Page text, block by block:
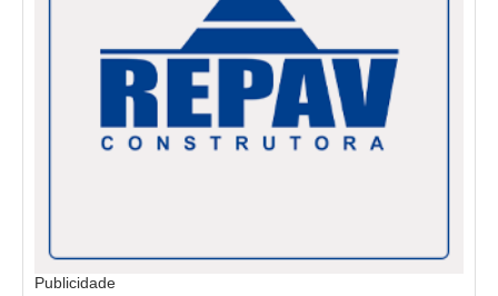
Publicidade